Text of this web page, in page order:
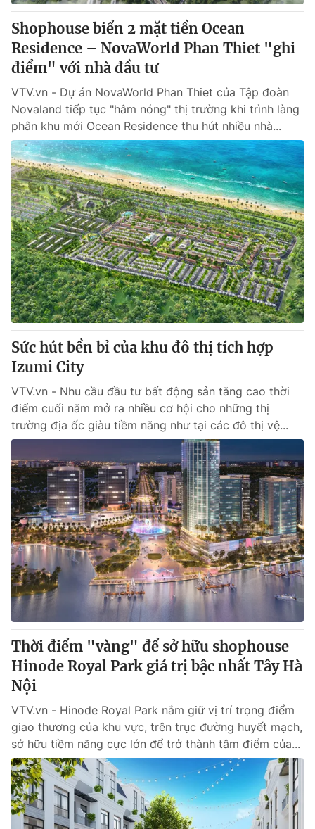
Shophouse biển 2 mặt tiền Ocean
Residence – NovaWorld Phan Thiet "ghi
điểm" với nhà đầu tư
VTV.vn - Dự án NovaWorld Phan Thiet của Tập đoàn
Novaland tiếp tục "hâm nóng" thị trường khi trình làng
phân khu mới Ocean Residence thu hút nhiều nhà...
Sức hút bền bỉ của khu đô thị tích hợp
Izumi City
VTV.vn - Nhu cầu đầu tư bất động sản tăng cao thời
điểm cuối năm mở ra nhiều cơ hội cho những thị
trường địa ốc giàu tiềm năng như tại các đô thị vệ...
Thời điểm "vàng" để sở hữu shophouse
Hinode Royal Park giá trị bậc nhất Tây Hà
Nội
VTV.vn - Hinode Royal Park nắm giữ vị trí trọng điểm
giao thương của khu vực, trên trục đường huyết mạch,
sở hữu tiềm năng cực lớn để trở thành tâm điểm của...